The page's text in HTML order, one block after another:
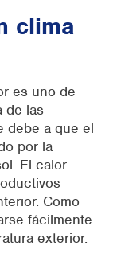
clima
es uno de
de las
debe a que el
por la
El calor
Como
fácilmente
exterior.